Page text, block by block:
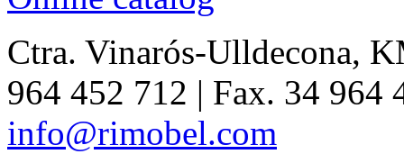
Ctra. Vinarós-Ulldecona,
964 452 712 | Fax. 34
info@rimobel.com